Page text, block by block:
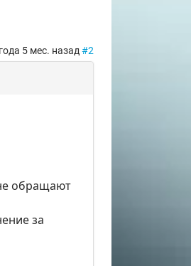
5 мес. назад #2
обращают
за